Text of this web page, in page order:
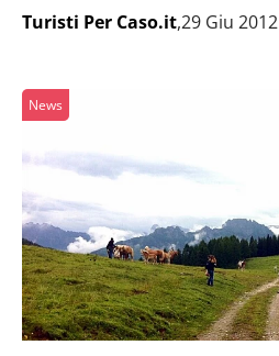
Turisti Per Caso.it,29 Giu 2012
News